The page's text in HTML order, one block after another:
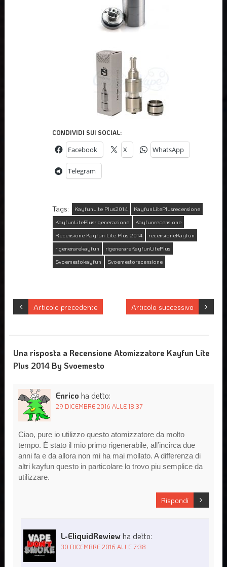
CONDIVIDI SUI SOCIAL:
Facebook X WhatsApp
Telegram
Tags: KayfunLite Plus2014
KayfunLitePlusrecensione
KayfunLitePlusrigenerazione
Kayfunrecensione
Recensione Kayfun Lite Plus 2014
recensioneKayfun
rigenerarekayfun
rigenerareKayfunLitePlus
Svoemestokayfun
Svoemestorecensione
Articolo successivo
Articolo precedente
Una risposta a Recensione Atomizzatore Kayfun Lite
Plus 2014 By Svoemesto
Enrico ha detto:
29 DICEMBRE 2016 ALLE 18:37
Ciao, pure io utilizzo questo atomizzatore da molto
tempo. È stato il mio primo rigenerabile, all’incirca due
anni fa e da allora non mi ha mai mollato. A differenza di
altri kayfun questo in particolare lo trovo piu semplice da
utilizzare.
Rispondi
L-EliquidRewiewha detto:
30 DICEMBRE 2016 ALLE 7:38